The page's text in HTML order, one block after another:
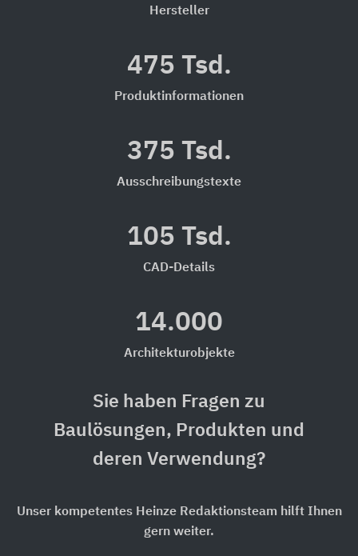
Hersteller
475 Tsd.
Produktinformationen
375 Tsd.
Ausschreibungstexte
105 Tsd.
CAD-Details
14.000
Architekturobjekte
Sie haben Fragen zu
Baulösungen, Produkten und
deren Verwendung?
Unser kompetentes Heinze Redaktionsteam hilft Ihnen
gern weiter.